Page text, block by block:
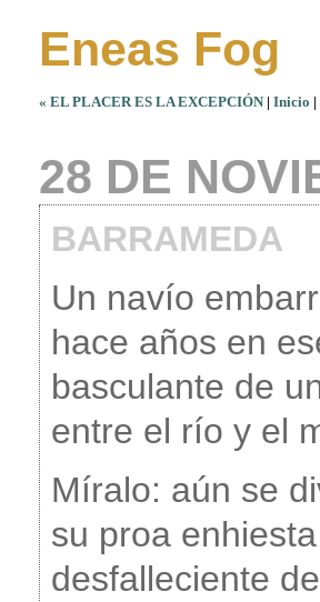
Eneas Fog
« EL PLACER ES LA EXCEPCIÓN | Inicio |
28 DE
BARRAMEDA
Un navío
hace años en
basculante de
entre el río y el
Míralo: aún se
su proa
desfalleciente